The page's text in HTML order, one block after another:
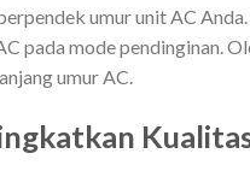
umur unit AC
pada mode pendinginan.
umur AC.